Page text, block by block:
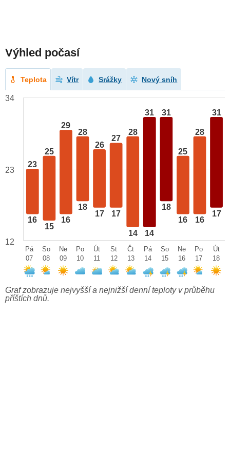
Výhled počasí
Teplota Vítr Srážky Nový sníh
23
16
25
15
29
16
28
18
26
17
27
17
28
14
31
14
31
18
25
16
28
16
31
17
34
23
12
Pá
07
So
08
Ne
09
Po
10
Út
11
St
12
Čt
13
Pá
14
So
15
Ne
16
Po
17
Út
18
Graf zobrazuje nejvyšší a nejnižší denní teploty v průběhu
příštích dnů.